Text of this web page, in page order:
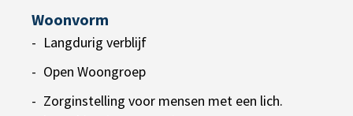
Woonvorm
Langdurig verblijf
Open Woongroep
Zorginstelling voor mensen met een lich.